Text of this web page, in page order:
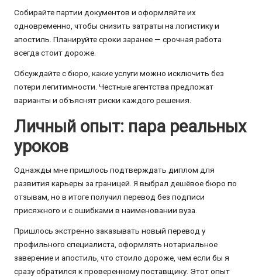
Собирайте партии документов и оформляйте их
одновременно, чтобы снизить затраты на логистику и
апостиль. Планируйте сроки заранее — срочная работа
всегда стоит дороже.
Обсуждайте с бюро, какие услуги можно исключить без
потери легитимности. Честные агентства предложат
варианты и объяснят риски каждого решения.
Личный опыт: пара реальных
уроков
Однажды мне пришлось подтверждать диплом для
развития карьеры за границей. Я выбрал дешёвое бюро по
отзывам, но в итоге получил перевод без подписи
присяжного и с ошибками в наименовании вуза.
Пришлось экстренно заказывать новый перевод у
профильного специалиста, оформлять нотариальное
заверение и апостиль, что стоило дороже, чем если бы я
сразу обратился к проверенному поставщику. Этот опыт